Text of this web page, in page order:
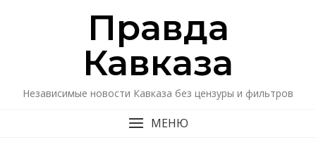
Правда
Кавказa
Независимые новости Кавказа без цензуры и фильтров
МЕНЮ